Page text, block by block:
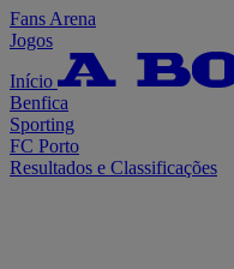
Fans Arena
Jogos
Início
Benfica
Sporting
FC Porto
Resultados e Classificações